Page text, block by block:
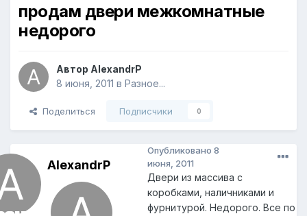
продам двери межкомнатные
недорого
Автор AlexandrP
8 июня, 2011 в Разное...
Поделиться Подписчики 0
AlexandrP
Опубликовано 8
июня, 2011
Двери из массива с
коробками, наличниками и
фурнитурой. Недорого. Все по